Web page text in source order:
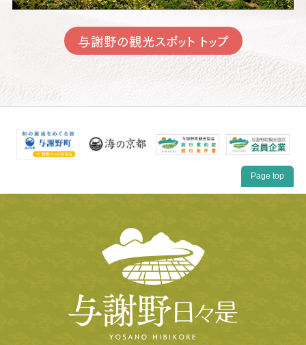
与謝野の観光スポット トップ
Page top